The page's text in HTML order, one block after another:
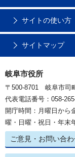
サイトの使い方
サイトマップ
岐阜市役所
〒500-8701 岐阜市司
代表電話番号：058-
開庁時間：月曜日から
曜・日曜・祝日・年末
ご意見・お問い合